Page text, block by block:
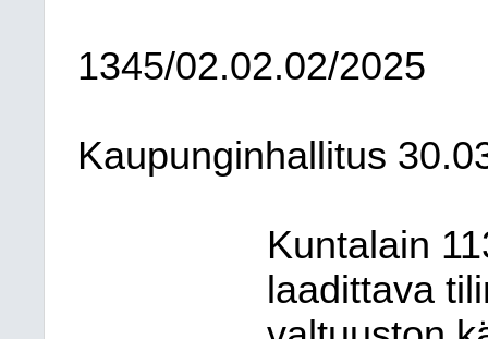
1345/02.02.02/2025
Kaupunginhallitus
Kuntalain
laadittava